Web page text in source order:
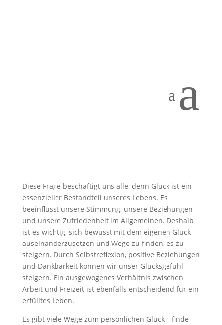
a
Diese Frage beschäftigt uns alle, denn Glück ist ein
essenzieller Bestandteil unseres Lebens. Es
beeinflusst unsere Stimmung, unsere Beziehungen
und unsere Zufriedenheit im Allgemeinen. Deshalb
ist es wichtig, sich bewusst mit dem eigenen Glück
auseinanderzusetzen und Wege zu finden, es zu
steigern. Durch Selbstreflexion, positive Beziehungen
und Dankbarkeit können wir unser Glücksgefühl
steigern. Ein ausgewogenes Verhältnis zwischen
Arbeit und Freizeit ist ebenfalls entscheidend für ein
erfülltes Leben.
Es gibt viele Wege zum persönlichen Glück – finde